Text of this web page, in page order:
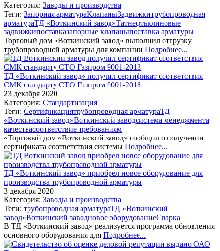
Категория: Заводы и производства
Теги: Запорная арматураКлапаныЗадвижкитрубопроводная
арматураТД «Воткинский завод»Татнефтьклиновые
задвижкипоставказапорные клапаныпоставка арматуры
Торговый дом «Воткинский завод» выполнил отгрузку
трубопроводной арматуры для компании Подробнее...
ТД «Воткинский завод» получил сертификат соответствия
СМК стандарту СТО Газпром 9001-2018
23 декабря 2020
Категория: Стандартизация
Теги: Сертификациятрубопроводная арматураТД
«Воткинский завод»Воткинский заводсистема менеджмента
качествасоответствие требованиям
«Торговый дом «Воткинский завод» сообщил о получении
сертификата соответствия системы Подробнее...
ТД «Воткинский завод» приобрел новое оборудование для
производства трубопроводной арматуры
3 декабря 2020
Категория: Заводы и производства
Теги: трубопроводная арматураТД «Воткинский
завод»Воткинский заводновое оборудованиеСварка
В ТД «Воткинский завод» реализуется программа обновления
основного оборудования для Подробнее...